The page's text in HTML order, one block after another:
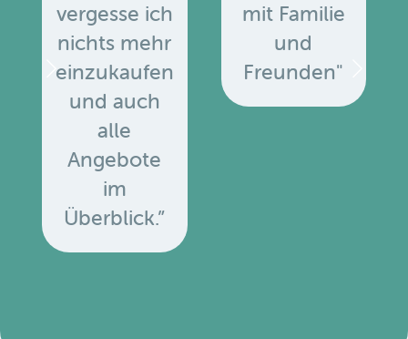
vergesse ich
nichts mehr
einzukaufen
und auch
alle
Angebote
im
Überblick.”
mit Familie
und
Freunden"